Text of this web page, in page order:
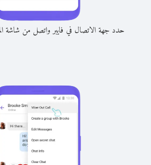
حدد جهة الاتصال في فايبر واتصل من شاشة